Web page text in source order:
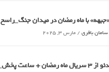
با ماه رمضان در میدان جنگ_راسخ
سامان باقری / مارس 3, 2025